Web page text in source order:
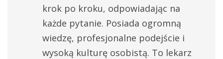
Osocze bogatopłytkowe Indywidualnie
krok po kroku, odpowiadając na
każde pytanie. Posiada ogromną
wiedzę, profesjonalne podejście i
wysoką kulturę osobistą. To lekarz